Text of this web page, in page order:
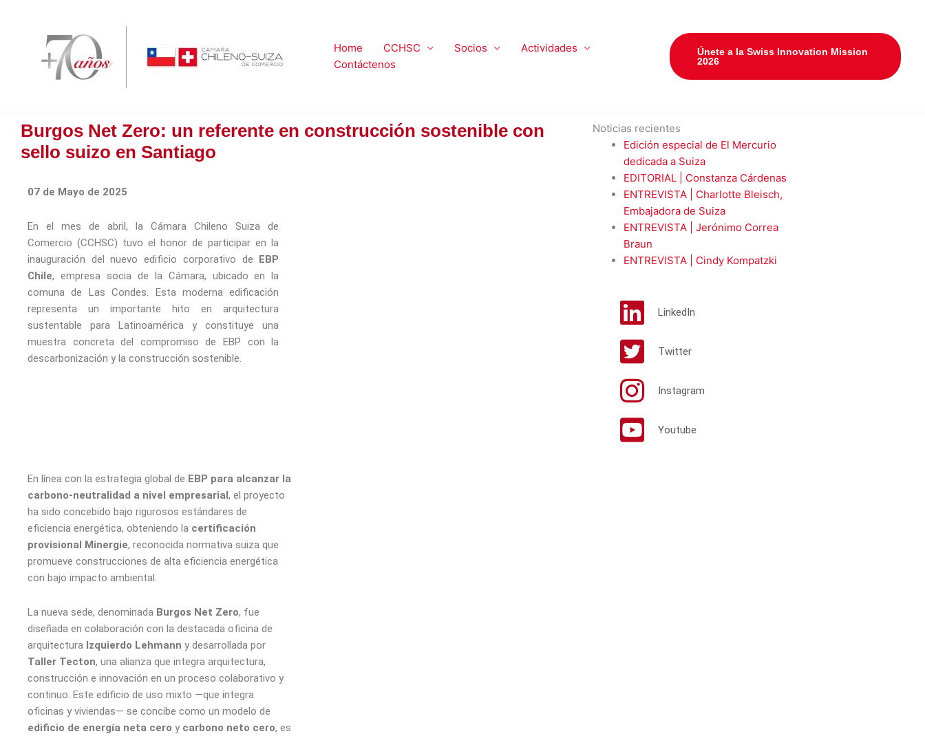
contenido
Home CCHSC Socios
Actividades
Contáctenos
Únete a la Swiss Innovation Mission
2026
Burgos Net Zero: un referente en construcción sostenible con
sello suizo en Santiago
07 de Mayo de 2025
En el mes de abril, la Cámara Chileno Suiza de
Comercio (CCHSC) tuvo el honor de participar en la
inauguración del nuevo edificio corporativo de EBP
Chile, empresa socia de la Cámara, ubicado en la
comuna de Las Condes. Esta moderna edificación
representa un importante hito en arquitectura
sustentable para Latinoamérica y constituye una
muestra concreta del compromiso de EBP con la
descarbonización y la construcción sostenible.
En línea con la estrategia global de EBP para alcanzar la
carbono-neutralidad a nivel empresarial, el proyecto
ha sido concebido bajo rigurosos estándares de
eficiencia energética, obteniendo la certificación
provisional Minergie, reconocida normativa suiza que
promueve construcciones de alta eficiencia energética
con bajo impacto ambiental.
La nueva sede, denominada Burgos Net Zero, fue
diseñada en colaboración con la destacada oficina de
arquitectura Izquierdo Lehmann y desarrollada por
Taller Tecton, una alianza que integra arquitectura,
construcción e innovación en un proceso colaborativo y
continuo. Este edificio de uso mixto —que integra
oficinas y viviendas— se concibe como un modelo de
edificio de energía neta cero y carbono neto cero, es
Noticias recientes
Edición especial de El Mercurio
dedicada a Suiza
EDITORIAL | Constanza Cárdenas
ENTREVISTA | Charlotte Bleisch,
Embajadora de Suiza
ENTREVISTA | Jerónimo Correa
Braun
ENTREVISTA | Cindy Kompatzki
LinkedIn
Twitter
Instagram
Youtube